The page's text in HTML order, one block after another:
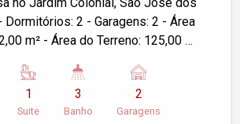
no Jardim Colonial, São José dos
m² - Área do Terreno: 125,00 m²
um dos bairros mais agradáveis
Campos. Para mais
agende uma visita, entre em
1
Suite
3
Banho
2
Garagens